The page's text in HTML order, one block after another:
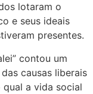
lotaram o
e seus ideais
presentes.
contou um
causas liberais
a vida social